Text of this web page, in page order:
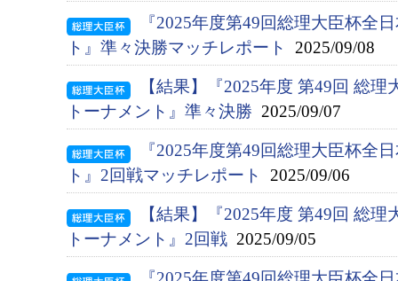
『2025年度第49回総理大臣杯全
ト』準々決勝マッチレポート
2025/09/08
【結果】『2025年度 第49回 総
トーナメント』準々決勝 2025/09/07
『2025年度第49回総理大臣杯全
ト』2回戦マッチレポート
2025/09/06
【結果】『2025年度 第49回 総
トーナメント』2回戦 2025/09/05